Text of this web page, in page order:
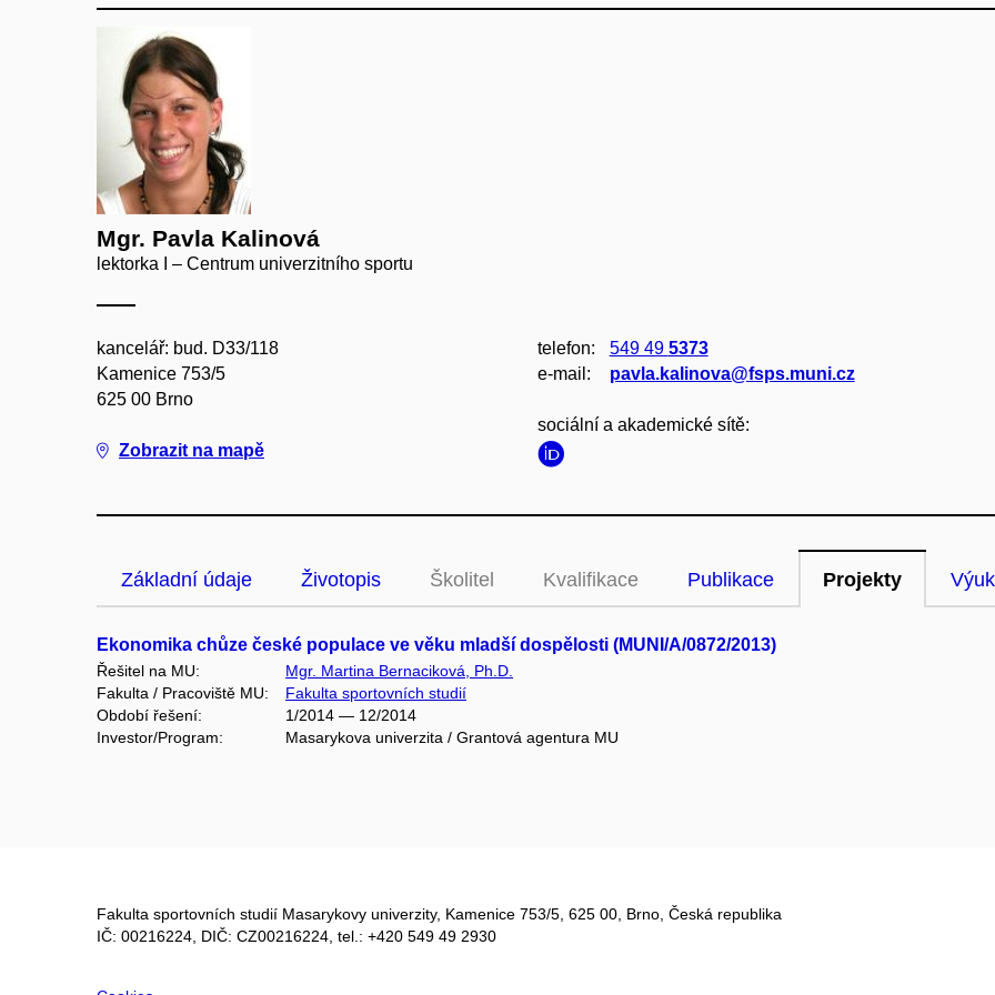
Mgr. Pavla Kalinová
lektorka I – Centrum univerzitního sportu
kancelář: bud. D33/118
Kamenice 753/5
625 00 Brno
Zobrazit na mapě
telefon: 549 49 5373
e‑mail:
pavla.kalinova@fsps.muni.cz
sociální a akademické sítě:
Základní údaje Životopis Školitel Kvalifikace Publikace Projekty
Ekonomika chůze české populace ve věku mladší dospělosti (MUNI/A/0872/2013)
Řešitel na MU:
Mgr. Martina Bernaciková, Ph.D.
Fakulta / Pracoviště MU:
Fakulta sportovních studií
Období řešení:
1/2014 — 12/2014
Investor/Program:
Masarykova univerzita / Grantová agentura MU
Fakulta sportovních studií Masarykovy univerzity, Kamenice 753/5​, 625 00, Brno, Česká republika
IČ: 00216224, DIČ: CZ00216224, tel.: +420 549 49 2930